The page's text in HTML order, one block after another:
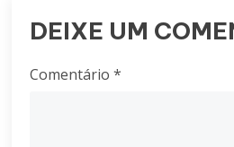
DEIXE UM
Comentário*